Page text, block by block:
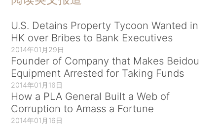
U.S. Detains Property Tycoon Wanted in
HK over Bribes to Bank Executives
2014年01月29日
Founder of Company that Makes Beidou
Equipment Arrested for Taking Funds
2014年01月16日
How a PLA General Built a Web of
Corruption to Amass a Fortune
2014年01月16日